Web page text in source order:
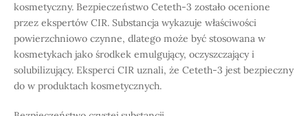
kosmetyczny. Bezpieczeństwo Ceteth-3 zostało ocenione
przez ekspertów CIR. Substancja wykazuje właściwości
powierzchniowo czynne, dlatego może być stosowana w
kosmetykach jako środkek emulgujący, oczyszczający i
solubilizujący. Eksperci CIR uznali, że Ceteth-3 jest bezpieczny
do w produktach kosmetycznych.